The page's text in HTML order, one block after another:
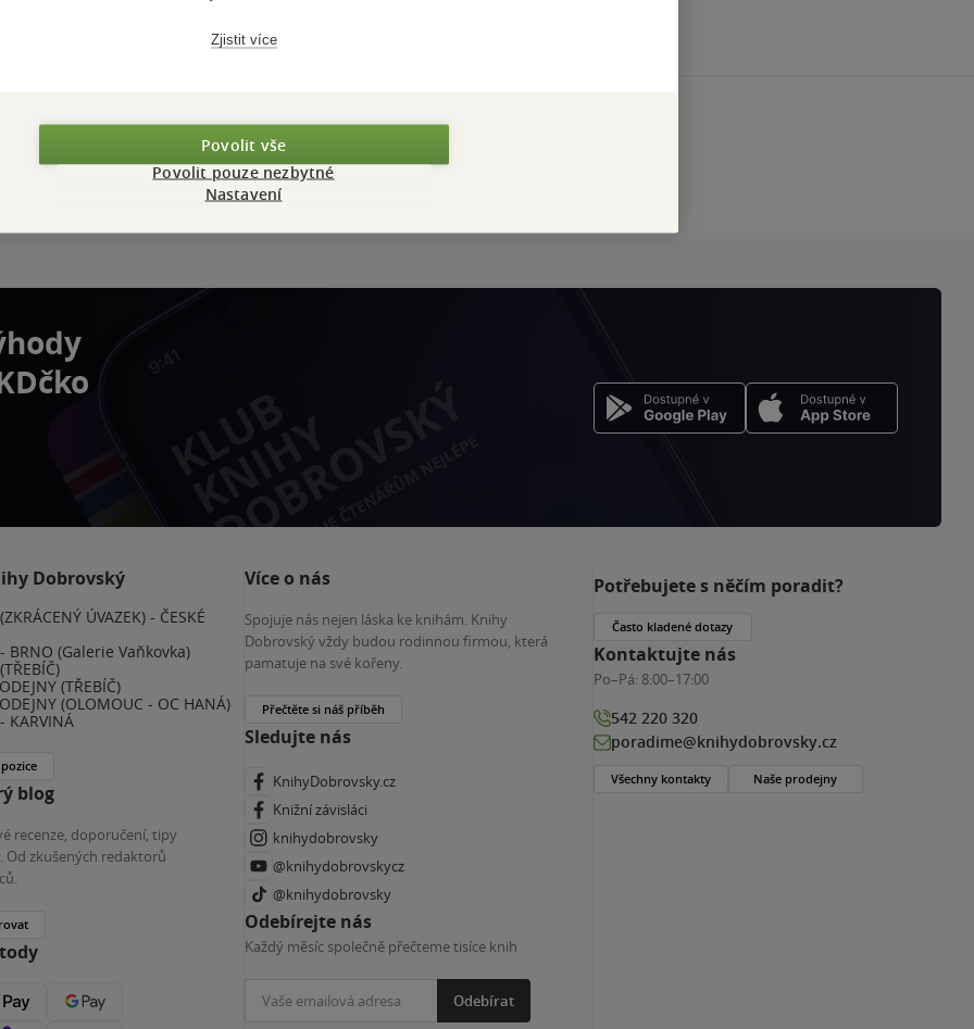
Dobrovský
ÚVAZEK) - ČESKÉ
BRNO (Galerie Vaňkovka)
(TŘEBÍČ)
(OLOMOUC - OC HANÁ)
KARVINÁ
blog
recenze, doporučení, tipy
Od zkušených redaktorů
Více o nás
Spojuje nás nejen láska ke knihám. Knihy
Dobrovský vždy budou rodinnou firmou, která
pamatuje na své kořeny.
Přečtěte si náš příběh
Sledujte nás
KnihyDobrovsky.cz
Knižní závisláci
knihydobrovsky
@knihydobrovskycz
@knihydobrovsky
Odebírejte nás
Každý měsíc společně přečteme tisíce knih
Odebírat
Potřebujete s něčím poradit?
Často kladené dotazy
Kontaktujte nás
Po–Pá: 8:00–17:00
542 220 320
poradime@knihydobrovsky.cz
Všechny kontakty Naše prodejny
Zjistit více
Povolit vše
Povolit pouze nezbytné
Nastavení